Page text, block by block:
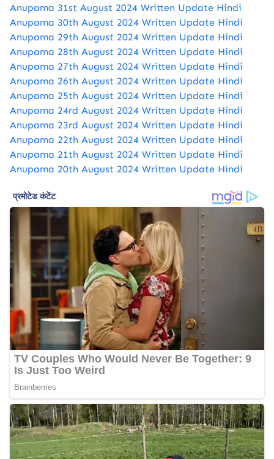
Anupama 31st August 2024 Written Update Hindi
Anupama 30th August 2024 Written Update Hindi
Anupama 29th August 2024 Written Update Hindi
Anupama 28th August 2024 Written Update Hindi
Anupama 27th August 2024 Written Update Hindi
Anupama 26th August 2024 Written Update Hindi
Anupama 25th August 2024 Written Update Hindi
Anupama 24rd August 2024 Written Update Hindi
Anupama 23rd August 2024 Written Update Hindi
Anupama 22th August 2024 Written Update Hindi
Anupama 21th August 2024 Written Update Hindi
Anupama 20th August 2024 Written Update Hindi